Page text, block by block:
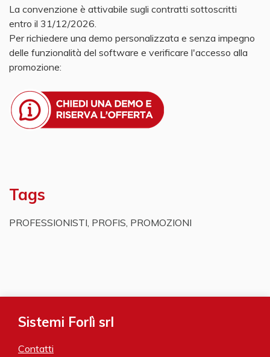
La convenzione è attivabile sugli contratti sottoscritti
entro il 31/12/2026.
Per richiedere una demo personalizzata e senza impegno
delle funzionalità del software e verificare l'accesso alla
promozione:
Tags
PROFESSIONISTI, PROFIS, PROMOZIONI
Sistemi Forlì srl
Contatti